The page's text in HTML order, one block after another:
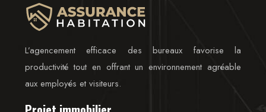
L’agencement efficace des bureaux favorise la
productivité tout en offrant un environnement agréable
aux employés et visiteurs.